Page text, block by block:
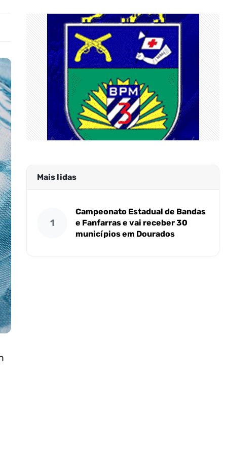
Mais lidas
1
Campeonato Estadual de Bandas
e Fanfarras e vai receber 30
municípios em Dourados